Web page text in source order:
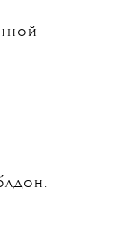
в первом